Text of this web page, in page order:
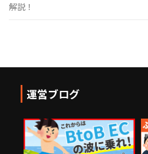
解説！
運営ブログ